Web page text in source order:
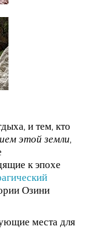
и тем, кто
этой земли,
к эпохе
Озини
места для